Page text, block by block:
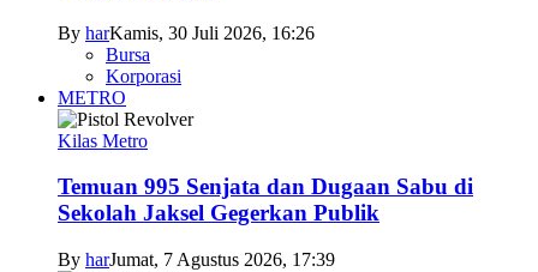
By harKamis, 30 Juli 2026, 16:26
Bursa
Korporasi
METRO
Kilas Metro
Temuan 995 Senjata dan Dugaan Sabu di
Sekolah Jaksel Gegerkan Publik
By harJumat, 7 Agustus 2026, 17:39